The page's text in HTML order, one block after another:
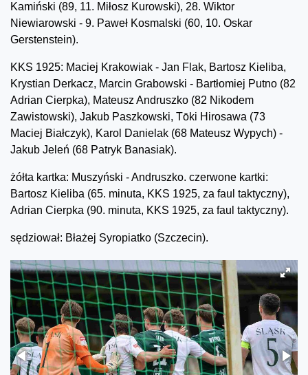
Kamiński (89, 11. Miłosz Kurowski), 28. Wiktor
Niewiarowski - 9. Paweł Kosmalski (60, 10. Oskar
Gerstenstein).
KKS 1925: Maciej Krakowiak - Jan Flak, Bartosz Kieliba,
Krystian Derkacz, Marcin Grabowski - Bartłomiej Putno (82
Adrian Cierpka), Mateusz Andruszko (82 Nikodem
Zawistowski), Jakub Paszkowski, Tōki Hirosawa (73
Maciej Białczyk), Karol Danielak (68 Mateusz Wypych) -
Jakub Jeleń (68 Patryk Banasiak).
żółta kartka: Muszyński - Andruszko. czerwone kartki:
Bartosz Kieliba (65. minuta, KKS 1925, za faul taktyczny),
Adrian Cierpka (90. minuta, KKS 1925, za faul taktyczny).
sędziował: Błażej Syropiatko (Szczecin).